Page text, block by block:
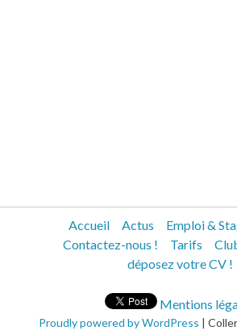
Accueil Actus Emploi &
Contactez-nous !
Tarifs
déposez votre CV !
Mentions
Proudly powered by WordPress